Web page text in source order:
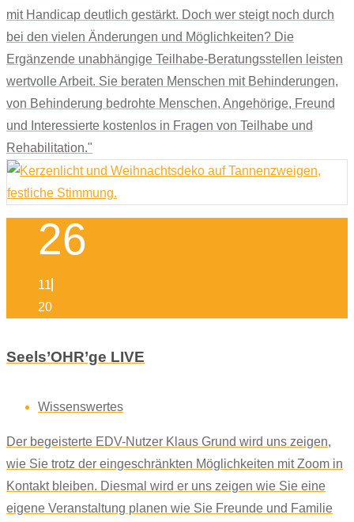
mit Handicap deutlich gestärkt. Doch wer steigt noch durch
bei den vielen Änderungen und Möglichkeiten? Die
Ergänzende unabhängige Teilhabe-Beratungsstellen leisten
wertvolle Arbeit. Sie beraten Menschen mit Behinderungen,
von Behinderung bedrohte Menschen, Angehörige, Freund
und Interessierte kostenlos in Fragen von Teilhabe und
Rehabilitation."
26
11
20
Seels’OHR’ge LIVE
Wissenswertes
Der begeisterte EDV-Nutzer Klaus Grund wird uns zeigen,
wie Sie trotz der eingeschränkten Möglichkeiten mit Zoom in
Kontakt bleiben. Diesmal wird er uns zeigen wie Sie eine
eigene Veranstaltung planen wie Sie Freunde und Familie